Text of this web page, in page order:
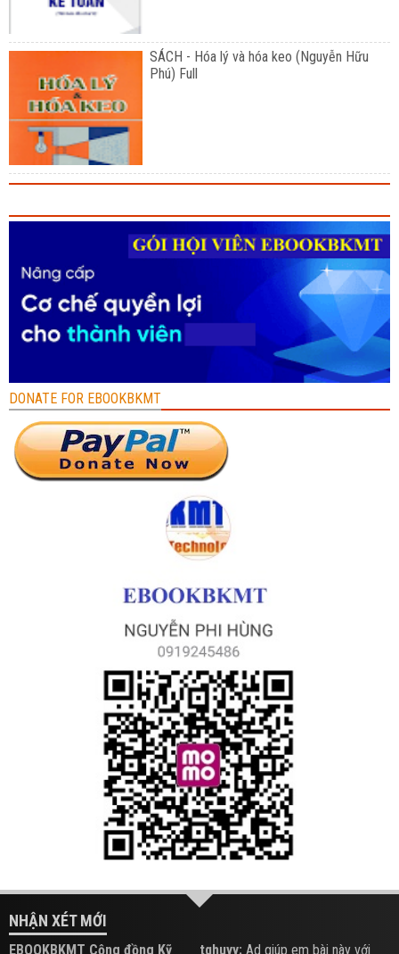
SÁCH - Hóa lý và hóa keo (Nguyễn Hữu
Phú) Full
DONATE FOR EBOOKBKMT
NHẬN XÉT MỚI
EBOOKBKMT Cộng đồng Kỹ tqhuyy: Ad giúp em bài này với